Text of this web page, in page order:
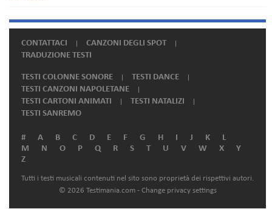
CONTATTACI
CANZONI DEGLI SPOT
TRADUZIONE TESTI
TESTI COLONNE SONORE
TESTI DANCE
TESTI CANZONI NAPOLETANE
TESTI CARTONI ANIMATI
TESTI NATALIZI
TESTI SANREMO
# A B C D E F G H I J K
L
M
N O P Q R S T U V W X
Y
Z
Tutti i testi musicali contenuti nel sito sono proprietà dei rispettivi autori.
© 2026 Testimania.com - Change privacy settings